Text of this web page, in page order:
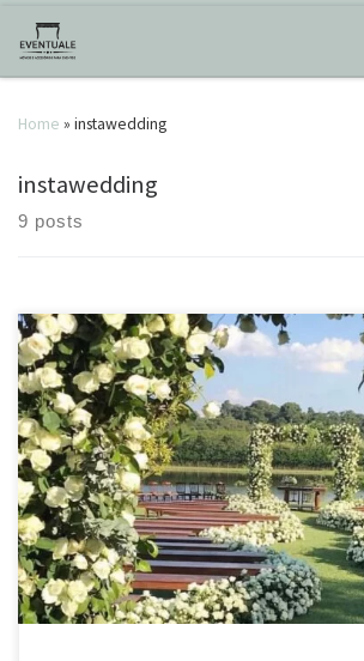
Skip to content
Home » instawedding
instawedding
9 posts
Já definiu como vai ser o seu altar?
#wedding #weddingdestinations #noiva
#weddingday #weddinginspiration
#casamento #ideiascriativas #weddingplanner
#weddingblog #sendoff #noivos #weddingdecor
#weddingdecoration #decor #eventos
#casamentodossonhos #eventdesign #inspiração
#weddingdetails #blogsecasamento